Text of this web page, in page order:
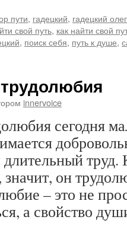
пути, гадецкий, гадецкий олег
свой путь, как найти свой
, поиск себя, путь к душе,
innervoice
сегодня
труд.
значит, он
– это не
а свойство